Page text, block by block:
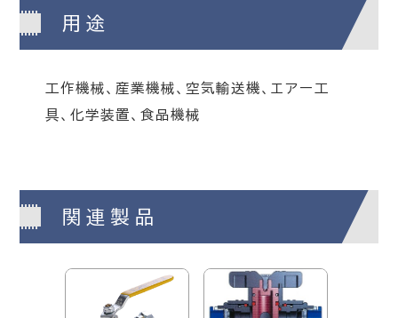
用途
工作機械、産業機械、空気輸送機、エアー工
具、化学装置、食品機械
関連製品